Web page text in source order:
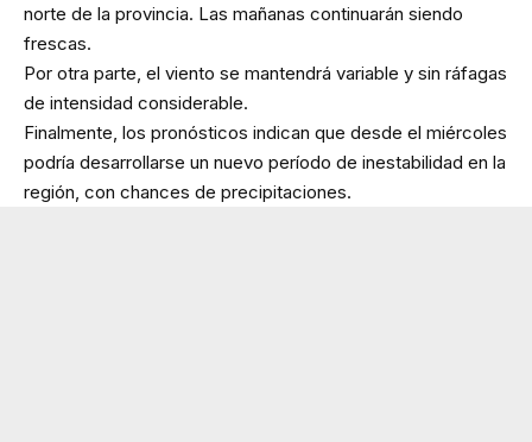
norte de la provincia. Las mañanas continuarán siendo
frescas.
Por otra parte, el viento se mantendrá variable y sin ráfagas
de intensidad considerable.
Finalmente, los pronósticos indican que desde el miércoles
podría desarrollarse un nuevo período de inestabilidad en la
región, con chances de precipitaciones.